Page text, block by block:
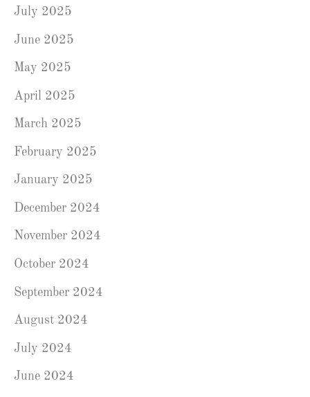
July 2025
June 2025
May 2025
April 2025
March 2025
February 2025
January 2025
December 2024
November 2024
October 2024
September 2024
August 2024
July 2024
June 2024